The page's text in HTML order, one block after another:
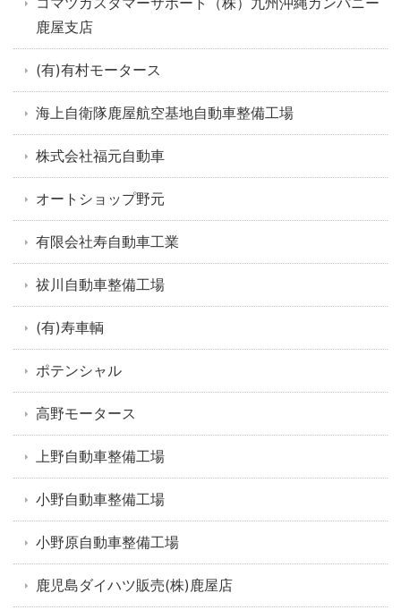
鹿屋支店
(有)有村モータース
海上自衛隊鹿屋航空基地自動車整備工場
株式会社福元自動車
オートショップ野元
有限会社寿自動車工業
祓川自動車整備工場
(有)寿車輌
ポテンシャル
高野モータース
上野自動車整備工場
小野自動車整備工場
小野原自動車整備工場
鹿児島ダイハツ販売(株)鹿屋店